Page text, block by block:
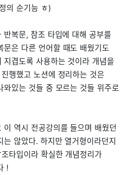
의 순기능 ㅎ)
반복문, 참조 타입에 대해 공부를
문은 다른 언어할 때도 배웠기도
겹도록 사용하는 것이라 개념을
행했고 노션에 정리하는 것은
있는 것들 중 모르는 것들 위주로
역시 전공강의를 들으며 배웠던
는 않았다. 하지만 열거형이라던지
타입이라 확실한 개념정리가
!